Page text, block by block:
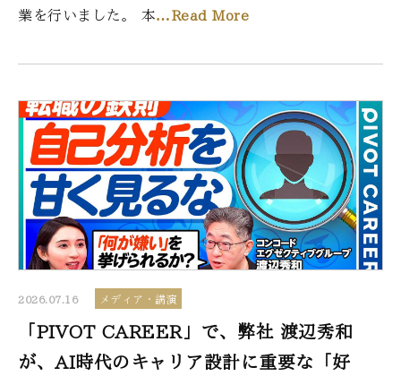
業を行いました。 本…Read More
2026.07.16 メディア・講演
「PIVOT CAREER」で、弊社 渡辺秀和
が、AI時代のキャリア設計に重要な「好